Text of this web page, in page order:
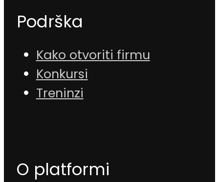
Podrška
Kako otvoriti firmu
Konkursi
Treninzi
O platformi